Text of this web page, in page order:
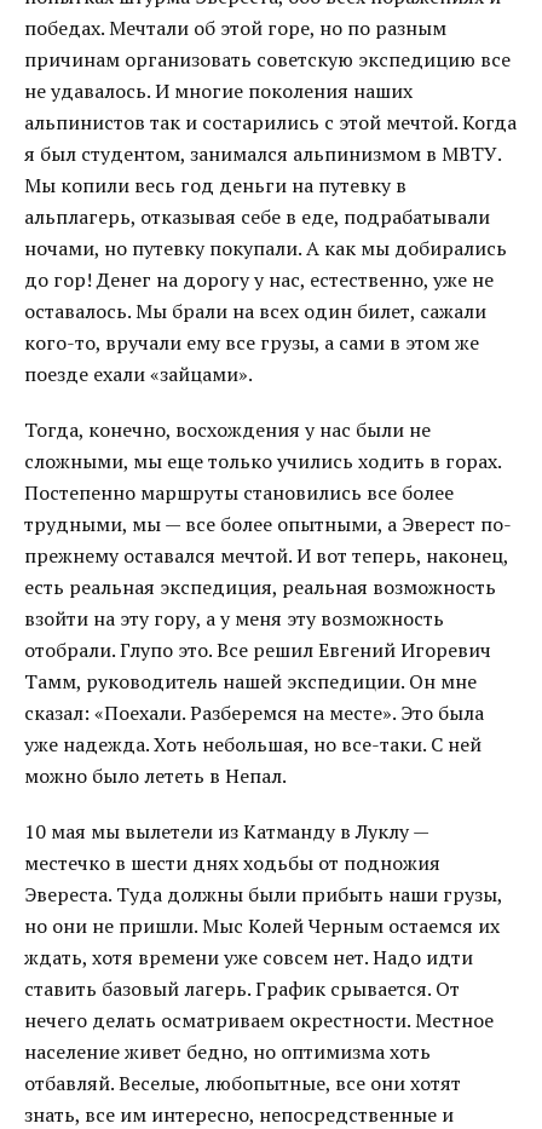
победах. Мечтали об этой горе, но по разным
причинам организовать советскую экспедицию все
не удавалось. И многие поколения наших
альпинистов так и состарились с этой мечтой. Когда
я был студентом, занимался альпинизмом в МВТУ.
Мы копили весь год деньги на путевку в
альплагерь, отказывая себе в еде, подрабатывали
ночами, но путевку покупали. А как мы добирались
до гор! Денег на дорогу у нас, естественно, уже не
оставалось. Мы брали на всех один билет, сажали
кого-то, вручали ему все грузы, а сами в этом же
поезде ехали «зайцами».
Тогда, конечно, восхождения у нас были не
сложными, мы еще только учились ходить в горах.
Постепенно маршруты становились все более
трудными, мы — все более опытными, а Эверест по-
прежнему оставался мечтой. И вот теперь, наконец,
есть реальная экспедиция, реальная возможность
взойти на эту гору, а у меня эту возможность
отобрали. Глупо это. Все решил Евгений Игоревич
Тамм, руководитель нашей экспедиции. Он мне
сказал: «Поехали. Разберемся на месте». Это была
уже надежда. Хоть небольшая, но все-таки. С ней
можно было лететь в Непал.
10 мая мы вылетели из Катманду в Луклу —
местечко в шести днях ходьбы от подножия
Эвереста. Туда должны были прибыть наши грузы,
но они не пришли. Мыс Колей Черным остаемся их
ждать, хотя времени уже совсем нет. Надо идти
ставить базовый лагерь. График срывается. От
нечего делать осматриваем окрестности. Местное
население живет бедно, но оптимизма хоть
отбавляй. Веселые, любопытные, все они хотят
знать, все им интересно, непосредственные и